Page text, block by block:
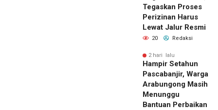
Tegaskan Proses
Perizinan Harus
Lewat Jalur Resmi
20 Redaksi
2 hari lalu
Hampir Setahun
Pascabanjir, Warga
Arabungong Masih
Menunggu
Bantuan Perbaikan